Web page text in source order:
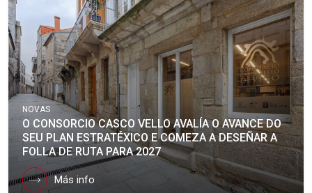
NOVAS
O CONSORCIO CASCO VELLO AVALÍA O AVANCE DO
SEU PLAN ESTRATÉXICO E COMEZA A DESEÑAR A
FOLLA DE RUTA PARA 2027
Más info